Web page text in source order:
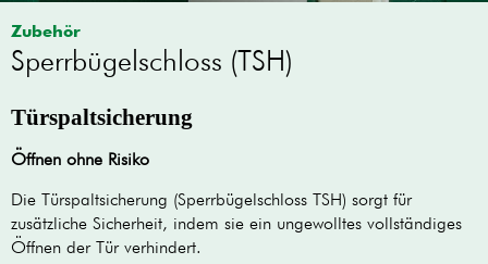
Zubehör
Sperrbügelschloss (TSH)
Türspaltsicherung
Öffnen ohne Risiko
Die Türspaltsicherung (Sperrbügelschloss TSH) sorgt für
zusätzliche Sicherheit, indem sie ein ungewolltes vollständiges
Öffnen der Tür verhindert.